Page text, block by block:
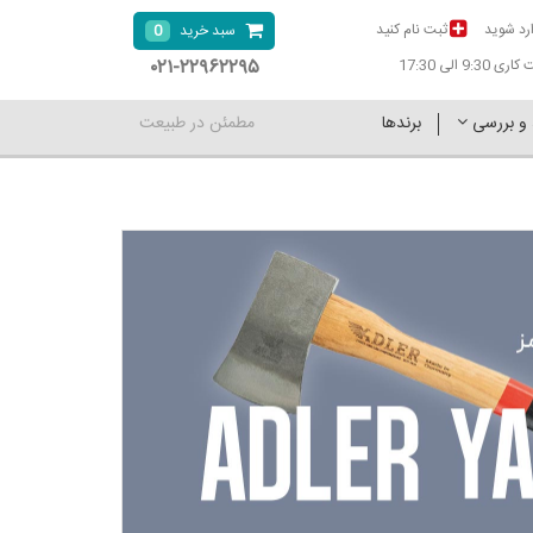
شوید
ثبت نام کنید
الی 17:30
سبد خرید 0
۰۲۱-۲۲۹۶۲۲۹۵
و بررسی برندها مطمئن در طبیعت